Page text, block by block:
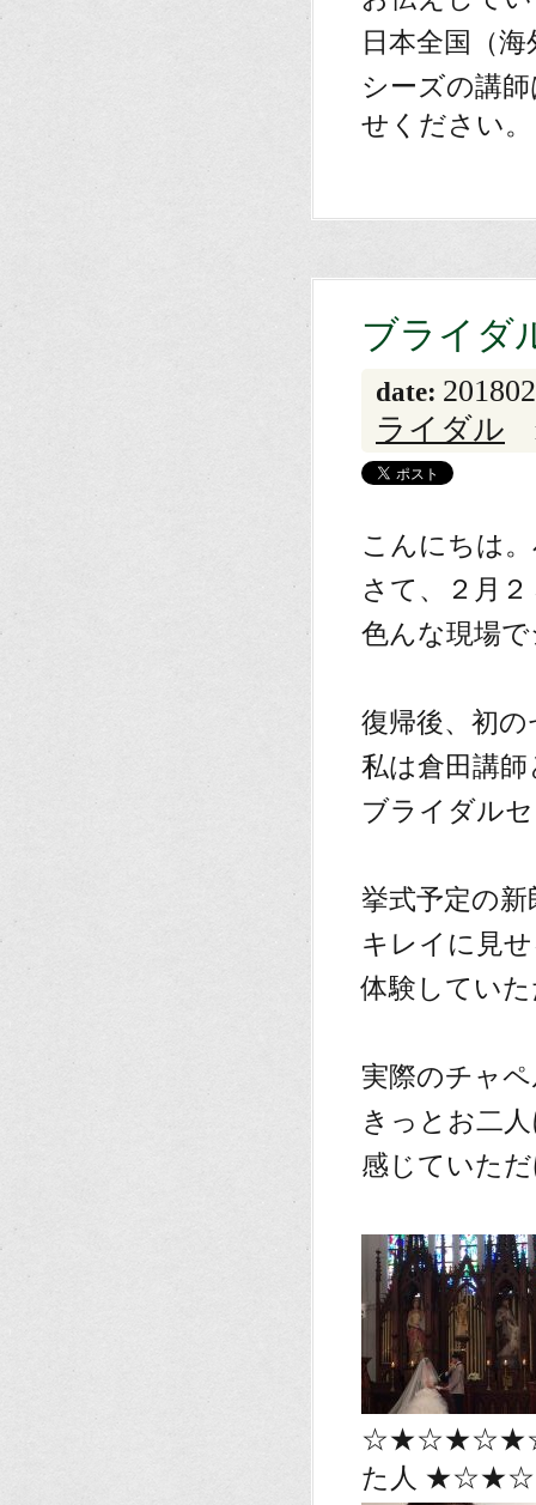
日本全国（
シーズの講
せください。
ブライダ
date:
ライダル
こんにちは
さて、２月
色んな現場
復帰後、初
私は倉田講
ブライダル
挙式予定の
キレイに見
体験してい
実際のチャ
きっとお二
感じていた
た人